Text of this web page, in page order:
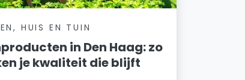
HUIS EN TUIN
in Den Haag: zo
je kwaliteit die blijft